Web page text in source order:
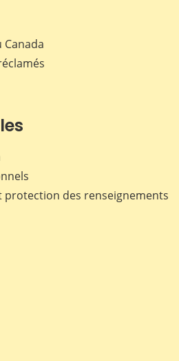
Canada
protection des renseignements